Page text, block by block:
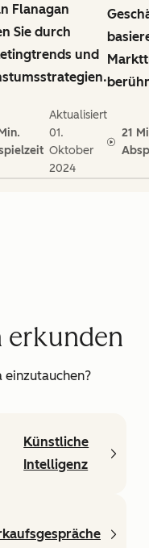
Flanagan
Sie durch
und
Aktualisiert
01.
Oktober
2024
21
erkunden
einzutauchen?
Künstliche
Intelligenz